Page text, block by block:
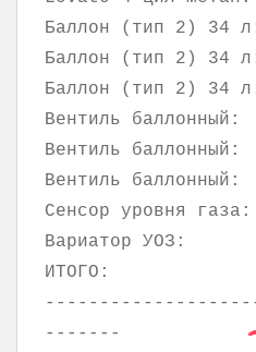
Баллон (тип 2) 34
Баллон (тип 2) 34
Баллон (тип 2) 34
Вентиль баллонный:
Вентиль баллонный:
Вентиль баллонный:
Сенсор уровня газа:
Вариатор УОЗ:
ИТОГО:
-------